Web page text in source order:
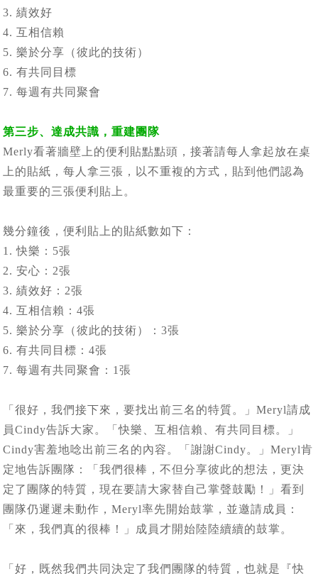
3. 績效好
4. 互相信賴
5. 樂於分享（彼此的技術）
6. 有共同目標
7. 每週有共同聚會
第三步、達成共識，重建團隊
Merly看著牆壁上的便利貼點點頭，接著請每人拿起放在桌
上的貼紙，每人拿三張，以不重複的方式，貼到他們認為
最重要的三張便利貼上。
幾分鐘後，便利貼上的貼紙數如下：
1. 快樂：5張
2. 安心：2張
3. 績效好：2張
4. 互相信賴：4張
5. 樂於分享（彼此的技術）：3張
6. 有共同目標：4張
7. 每週有共同聚會：1張
「很好，我們接下來，要找出前三名的特質。」Meryl請成
員Cindy告訴大家。「快樂、互相信賴、有共同目標。」
Cindy害羞地唸出前三名的內容。「謝謝Cindy。」Meryl肯
定地告訴團隊：「我們很棒，不但分享彼此的想法，更決
定了團隊的特質，現在要請大家替自己掌聲鼓勵！」看到
團隊仍遲遲未動作，Meryl率先開始鼓掌，並邀請成員：
「來，我們真的很棒！」成員才開始陸陸續續的鼓掌。
「好，既然我們共同決定了我們團隊的特質，也就是『快